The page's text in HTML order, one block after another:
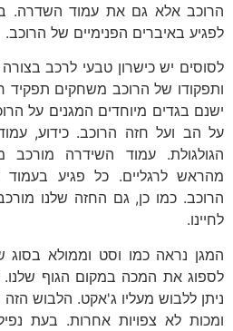
הרוכב אלא גם את עמוד השדרה.
לפגיע באיברים הפנימיים של הרוכב.
לסוסים יש כישרון טבעי לרכב
ותפקודו של הרוכב משחקים תפקיד
ישנם בגדים מיוחדים המגנים על
על הב ועל חזה הרוכב. כידוע,
הגולגולת. עמוד השידרה מורכב
מהראש לרגליים. כל פגיע
הרוכב. כמו כן, גם החזה שלנו מורכב
לחיינו.
המגן נראה כמו וסט וממולא
לספוג את המכה במקום הגוף שלנו.
ניתן ללבוש מעליו ג'אקט. הלבוש הזה
ומכות לא צפויות אחרות. בעת